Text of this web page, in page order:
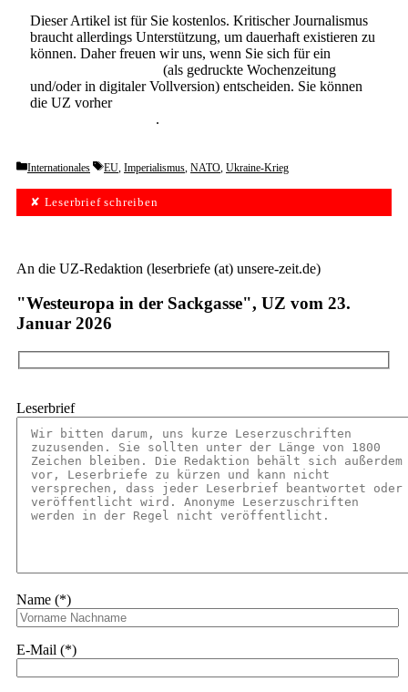
Dieser Artikel ist für Sie kostenlos. Kritischer Journalismus
braucht allerdings Unterstützung, um dauerhaft existieren zu
können. Daher freuen wir uns, wenn Sie sich für ein
(als gedruckte Wochenzeitung
und/oder in digitaler Vollversion) entscheiden. Sie können
die UZ vorher
.
Categories
Internationales Tags
EU, Imperialismus, NATO, Ukraine-Krieg
✘ Leserbrief schreiben
An die UZ-Redaktion (leserbriefe (at) unsere-zeit.de)
"Westeuropa in der Sackgasse", UZ vom 23.
Januar 2026
Leserbrief
Name (*)
E-Mail (*)